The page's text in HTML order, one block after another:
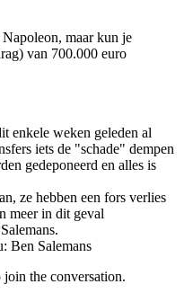
maar kun je
van 700.000 euro
enkele weken geleden al
iets de "schade" dempen
gedeponeerd en alles is
ze hebben een fors verlies
meer in dit geval
.
Ben Salemans
the conversation.